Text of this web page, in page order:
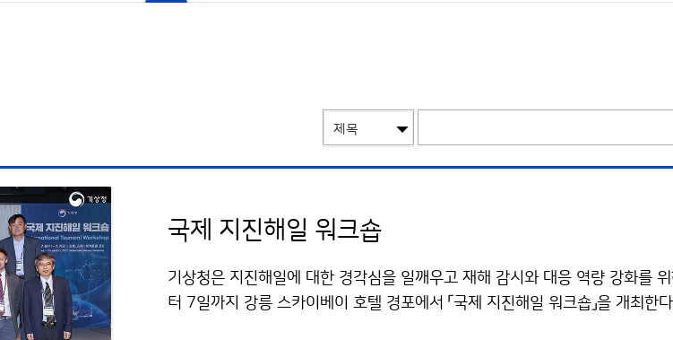
국제 지진해일 워크숍
기상청은 지진해일에 대한 경각심을 일깨우고 재해 감시와 대응 역량 강화를
터 7일까지 강릉 스카이베이 호텔 경포에서 「국제 지진해일 워크숍」을 개최한